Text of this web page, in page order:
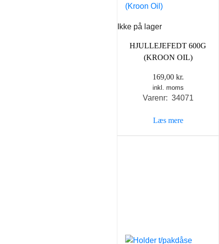
Ikke på lager
HJULLEJEFEDT 600G
(KROON OIL)
169,00 kr.
inkl. moms
Varenr: 34071
Læs mere